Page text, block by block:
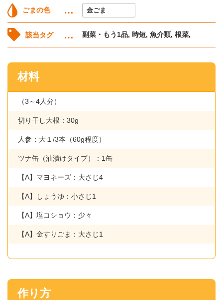
ごまの色 金ごま
該当タグ 副菜・もう1品, 時短, 魚介類, 根菜,
材料
（3～4人分）
切り干し大根：30g
人参：大１/3本（60g程度）
ツナ缶（油漬けタイプ）：1缶
【A】マヨネーズ：大さじ4
【A】しょうゆ：小さじ1
【A】塩コショウ：少々
【A】金すりごま：大さじ1
作り方